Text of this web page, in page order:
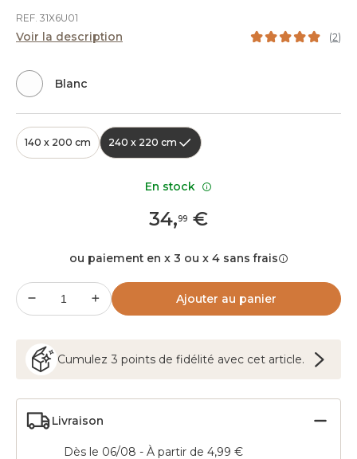
REF. 31X6U01
Voir la description (2)
Blanc
140 x 200 cm 240 x 220 cm
34,99 €
ou paiement en x 3 ou x 4 sans frais
Ajouter au panier
Cumulez 3 points de fidélité avec cet article.
Livraison
Dès le 06/08 - À partir de 4,99 €